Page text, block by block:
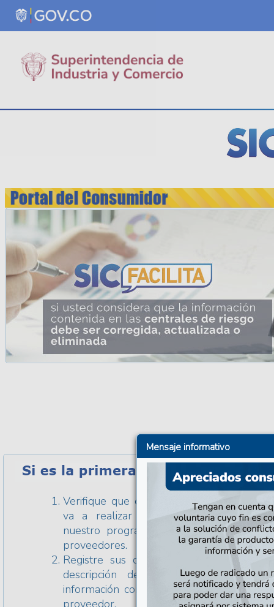
Verifique que el proveedor con el que
va a realizar el reclamo, esté
nuestro programa. Consulteaquíla
proveedores.
Registre sus datos de contacto, realice
descripción de su reclamo junto
información correspondiente al producto
proveedor.
Mensaje informativo